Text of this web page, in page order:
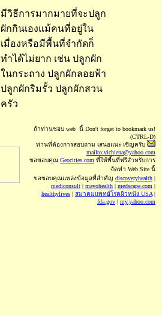
มีวิธีการมากมายที่จะปลูก
ผักกินเองแม้คนที่อยู่ใน
เมื่องหรือมีพื้นที่จำกัดก็
ทำได้ไม่ยาก เช่น ปลูกผัก
ในกระถาง ปลูกผักลอยฟ้า
ปลูกผักริมรั้ว ปลูกผักสวน
ครัว
ถ้าท่านชอบ web นี้ Don't forget to bookmark us!
(CTRL-D)
ท่านที่ต้องการสอบถาม เสนอแนะ เชิญครับ
mailto:vichiena@yahoo.com
ขอขอบคุณ Geocities.com ที่ให้พื้นที่ฟรีสำหรับการ
จัดทำ Web Site นี้
ขอขอบคุณแหล่งข้อมูลที่สำคัญ discoveryhealth |
mediconsult | mayohealth | medscape.com |
healthylives | สมาคมแพทย์โรคผิวหนัง USA |
fda.gov | my.yahoo.com